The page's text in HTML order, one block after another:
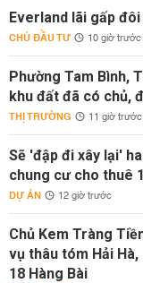
Everland lãi gấp
CHỦ ĐẦU TƯ 10 giờ trước
Phường Tam Bình,
khu đất đã có chủ,
THỊ TRƯỜNG 11 giờ trước
Sẽ 'đập đi xây lại'
chung cư cho thuê
DỰ ÁN 12 giờ trước
Chủ Kem Tràng
vụ thâu tóm Hải
18 Hàng Bài